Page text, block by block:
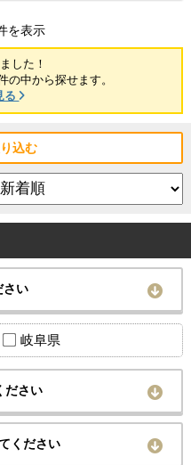
を表示
した！
の中から探せます。
る
込む
さい
岐阜県
ださい
ください